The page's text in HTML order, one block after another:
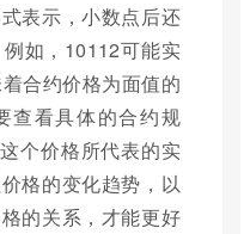
表示，小数点后还
如，10112可能实
合约价格为面值的
查看具体的合约规
个价格所代表的实
格的变化趋势，以
的关系，才能更好